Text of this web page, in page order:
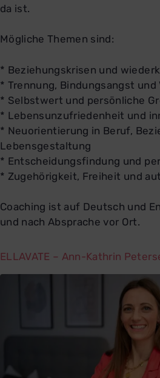
da ist.
Mögliche Themen sind:
* Beziehungskrisen und
* Trennung, Bindungsangst
* Selbstwert und persönliche
* Lebensunzufriedenheit und
* Neuorientierung in Beruf,
Lebensgestaltung
* Entscheidungsfindung und
* Zugehörigkeit, Freiheit und
Coaching ist auf Deutsch und
und nach Absprache vor Ort.
ELLAVATE – Ann-Kathrin